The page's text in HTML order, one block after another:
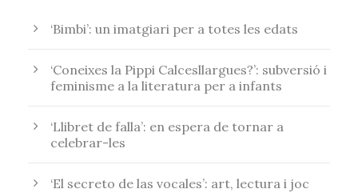
‘Bimbi’: un imatgiari per a totes les edats
‘Coneixes la Pippi Calcesllargues?’: subversió i
feminisme a la literatura per a infants
‘Llibret de falla’: en espera de tornar a
celebrar-les
‘El secreto de las vocales’: art, lectura i joc